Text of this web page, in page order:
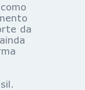
da